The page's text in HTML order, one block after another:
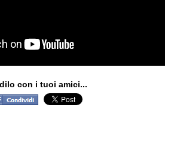
con i tuoi amici...